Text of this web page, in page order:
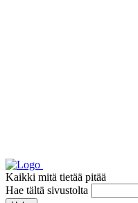
Kaikki mitä tietää pitää
Hae tältä sivustolta